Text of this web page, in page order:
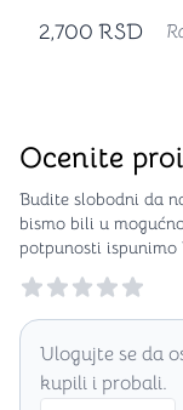
2,700 RSD
Ocenite
Budite slobodni da
bismo bili u
potpunosti ispunimo
Reviews
Ulogujte se da
kupili i probali.